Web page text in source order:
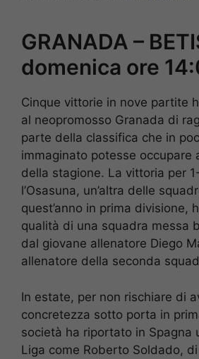
GRANADA –
domenica ore
Cinque vittorie in nove partite
al neopromosso Granada di
parte della classifica che in
immaginato potesse occupare
della stagione. La vittoria per
l’Osasuna, un’altra delle
quest’anno in prima divisione,
qualità di una squadra messa
dal giovane allenatore Diego
allenatore della seconda
In estate, per non rischiare di
concretezza sotto porta in
società ha riportato in Spagna
Liga come Roberto Soldado,